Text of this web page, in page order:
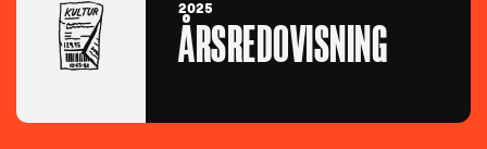
2025
ÅRSREDOVISNING